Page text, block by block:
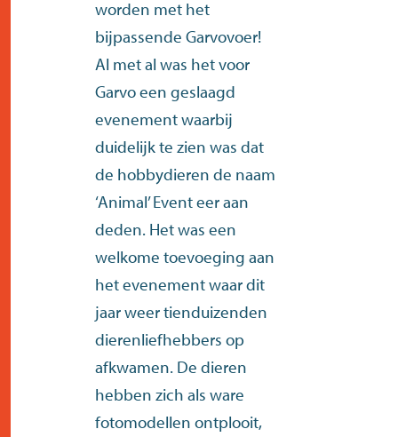
worden met het
bijpassende Garvovoer!
Al met al was het voor
Garvo een geslaagd
evenement waarbij
duidelijk te zien was dat
de hobbydieren de naam
‘Animal’ Event eer aan
deden. Het was een
welkome toevoeging aan
het evenement waar dit
jaar weer tienduizenden
dierenliefhebbers op
afkwamen. De dieren
hebben zich als ware
fotomodellen ontplooit,